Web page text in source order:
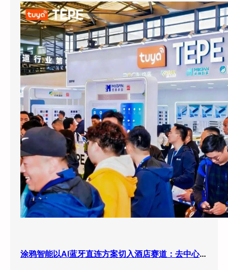
涂鸦智能以AI蓝牙直连方案切入酒店赛道：去中心化架构破解智能化改造三大痛点